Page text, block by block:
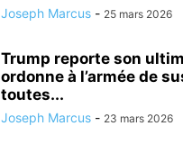
Joseph Marcus - 25 mars 2026
Trump reporte son
ordonne à l’armée de
toutes...
Joseph Marcus - 23 mars 2026